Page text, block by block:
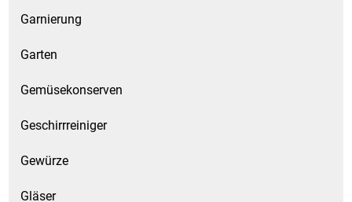
Garnierung
Garten
Gemüsekonserven
Geschirrreiniger
Gewürze
Gläser